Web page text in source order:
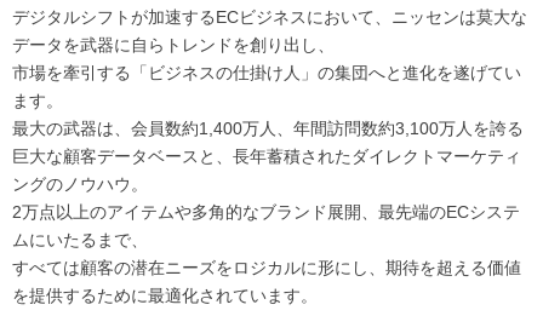
デジタルシフトが加速するECビジネスにおいて、ニッセンは莫大な
データを武器に自らトレンドを創り出し、
市場を牽引する「ビジネスの仕掛け人」の集団へと進化を遂げてい
ます。
最大の武器は、会員数約1,400万人、年間訪問数約3,100万人を誇る
巨大な顧客データベースと、長年蓄積されたダイレクトマーケティ
ングのノウハウ。
2万点以上のアイテムや多角的なブランド展開、最先端のECシステ
ムにいたるまで、
すべては顧客の潜在ニーズをロジカルに形にし、期待を超える価値
を提供するために最適化されています。